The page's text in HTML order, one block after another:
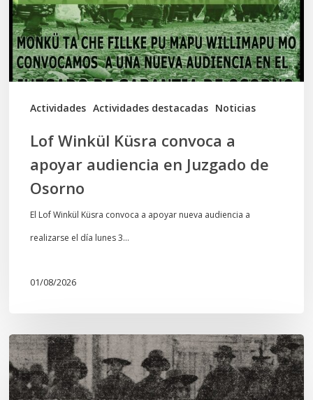
Actividades Actividades destacadas Noticias
apoyar
audiencia
en
Juzgado
Lof Winkül Küsra convoca a
apoyar audiencia en Juzgado de
Osorno
El Lof Winkül Küsra convoca a apoyar nueva audiencia a
realizarse el día lunes 3…
01/08/2026
Chawrakawin:
Palimpsesto
explora